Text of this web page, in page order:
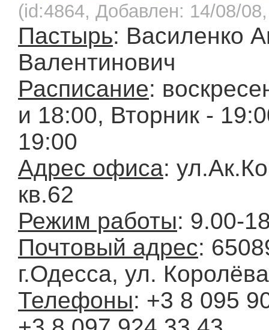
(id:4864, Добавлен: 14/08/
Пастырь: Василенко
Валентинович
Расписание:
и 18:00, Вторник -
19:00
Адрес офиса:
кв.62
Режим работы: 9.00-
Почтовый адрес:
г.Одесса, ул.
Телефоны: +3 8 095